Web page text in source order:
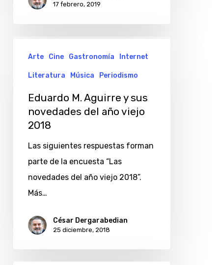
17 febrero, 2019
Aguirre
novedades
Arte Cine Gastronomía Internet
Literatura Música Periodismo
Eduardo M. Aguirre y sus
novedades del año viejo
2018
Las siguientes respuestas forman
parte de la encuesta “Las
novedades del año viejo 2018”.
Más…
César Dergarabedian
25 diciembre, 2018